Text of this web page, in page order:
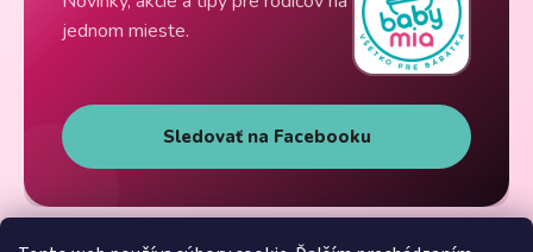
jednom mieste.
Sledovať na Facebooku